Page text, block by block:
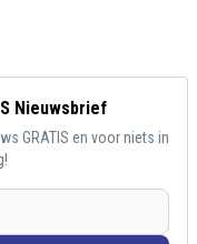
Nieuwsbrief
GRATIS en voor niets in